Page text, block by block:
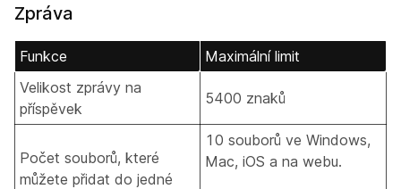
Zpráva
Funkce
Maximální limit
Velikost zprávy na
příspěvek
5400 znaků
Počet souborů, které
můžete přidat do jedné
10 souborů ve Windows,
Mac, iOS a na webu.